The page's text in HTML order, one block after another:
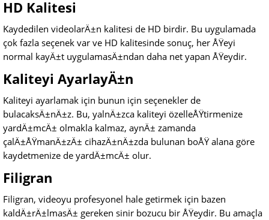
HD Kalitesi
Kaydedilen videolarÄ±n kalitesi de HD birdir. Bu uygulamada
çok fazla seçenek var ve HD kalitesinde sonuç, her ÅŸeyi
normal kayÄ±t uygulamasÄ±ndan daha net yapan ÅŸeydir.
Kaliteyi AyarlayÄ±n
Kaliteyi ayarlamak için bunun için seçenekler de
bulacaksÄ±nÄ±z. Bu, yalnÄ±zca kaliteyi özelleÅŸtirmenize
yardÄ±mcÄ± olmakla kalmaz, aynÄ± zamanda
çalÄ±ÅŸmanÄ±zÄ± cihazÄ±nÄ±zda bulunan boÅŸ alana göre
kaydetmenize de yardÄ±mcÄ± olur.
Filigran
Filigran, videoyu profesyonel hale getirmek için bazen
kaldÄ±rÄ±lmasÄ± gereken sinir bozucu bir ÅŸeydir. Bu amaçla